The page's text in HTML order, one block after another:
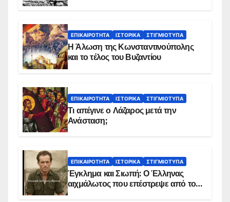
ΕΠΙΚΑΙΡΌΤΗΤΑ ΙΣΤΟΡΙΚΆ ΣΤΙΓΜΙΌΤΥΠΑ
Η Άλωση της Κωνσταντινούπολης
και το τέλος του Βυζαντίου
ΕΠΙΚΑΙΡΌΤΗΤΑ ΙΣΤΟΡΙΚΆ ΣΤΙΓΜΙΌΤΥΠΑ
Τι απέγινε ο Λάζαρος μετά την
Ανάσταση;
ΕΠΙΚΑΙΡΌΤΗΤΑ ΙΣΤΟΡΙΚΆ ΣΤΙΓΜΙΌΤΥΠΑ
Έγκλημα και Σιωπή: Ο Έλληνας
αιχμάλωτος που επέστρεψε από το